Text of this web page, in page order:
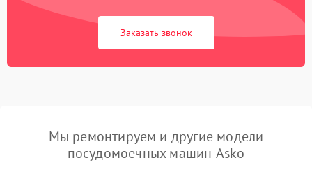
Заказать звонок
Мы ремонтируем и другие модели
посудомоечных машин Asko